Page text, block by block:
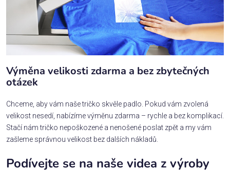
Výměna velikosti zdarma a bez zbytečných
otázek
Chceme, aby vám naše tričko skvěle padlo. Pokud vám zvolená
velikost nesedí, nabízíme výměnu zdarma – rychle a bez komplikací.
Stačí nám tričko nepoškozené a nenošené poslat zpět a my vám
zašleme správnou velikost bez dalších nákladů.
Podívejte se na naše videa z výroby